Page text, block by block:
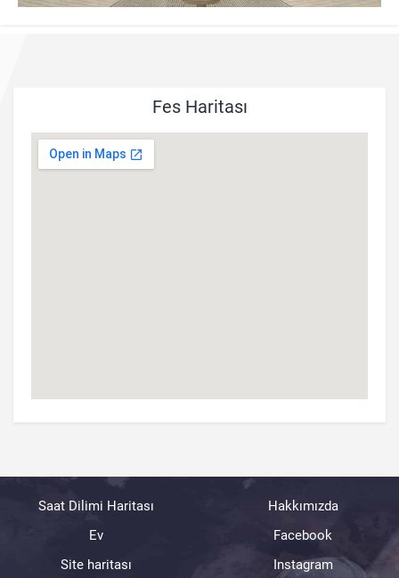
Fes Haritası
Saat Dilimi Haritası
Ev
Site haritası
Hakkımızda
Facebook
Instagram